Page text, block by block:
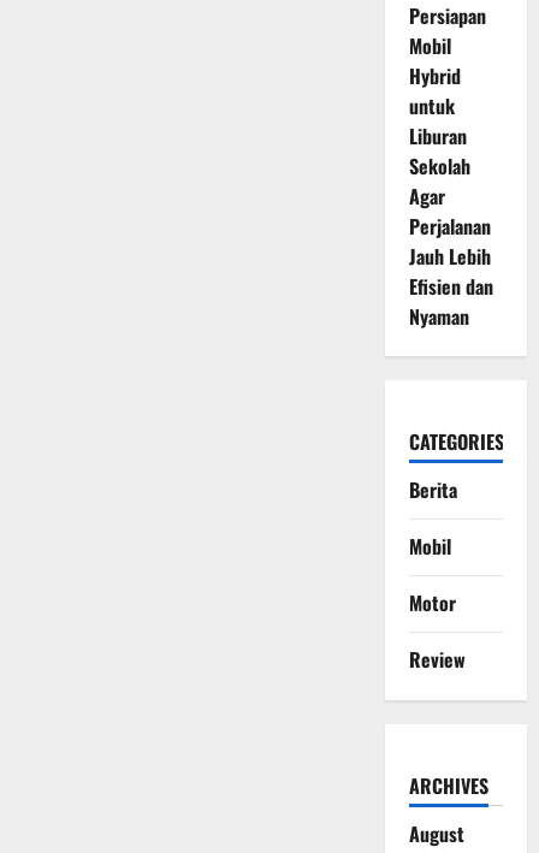
Persiapan
Mobil
Hybrid
untuk
Liburan
Sekolah
Agar
Perjalanan
Jauh Lebih
Efisien dan
Nyaman
CATEGORIES
Berita
Mobil
Motor
Review
ARCHIVES
August